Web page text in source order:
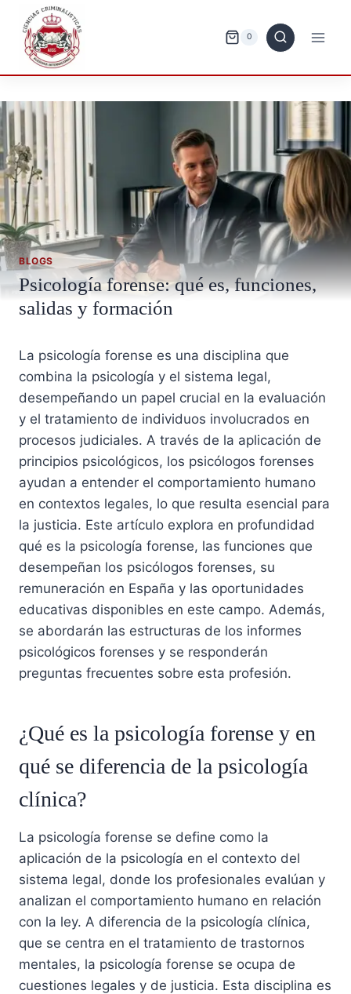
Saltar
contenido
0
BLOGS
Psicología forense: qué es, funciones,
salidas y formación
La psicología forense es una disciplina que
combina la psicología y el sistema legal,
desempeñando un papel crucial en la evaluación
y el tratamiento de individuos involucrados en
procesos judiciales. A través de la aplicación de
principios psicológicos, los psicólogos forenses
ayudan a entender el comportamiento humano
en contextos legales, lo que resulta esencial para
la justicia. Este artículo explora en profundidad
qué es la psicología forense, las funciones que
desempeñan los psicólogos forenses, su
remuneración en España y las oportunidades
educativas disponibles en este campo. Además,
se abordarán las estructuras de los informes
psicológicos forenses y se responderán
preguntas frecuentes sobre esta profesión.
¿Qué es la psicología forense y en
qué se diferencia de la psicología
clínica?
La psicología forense se define como la
aplicación de la psicología en el contexto del
sistema legal, donde los profesionales evalúan y
analizan el comportamiento humano en relación
con la ley. A diferencia de la psicología clínica,
que se centra en el tratamiento de trastornos
mentales, la psicología forense se ocupa de
cuestiones legales y de justicia. Esta disciplina es